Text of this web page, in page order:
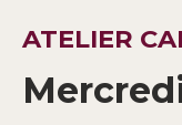
ATELIER